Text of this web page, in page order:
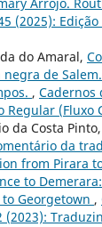
Arrojo.
(2025):
do Amaral,
de
, Cadernos
Regular (Fluxo
da Costa
da
from Pirara
to
Georgetown ,
(2023):